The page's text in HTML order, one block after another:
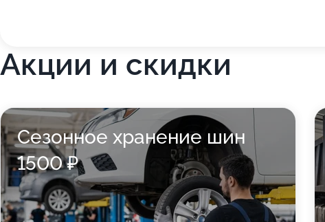
Акции и скидки
Сезонное хранение шин
1500 ₽